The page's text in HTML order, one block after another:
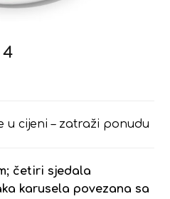
4
u cijeni – zatraži ponudu
četiri sjedala
karusela povezana sa